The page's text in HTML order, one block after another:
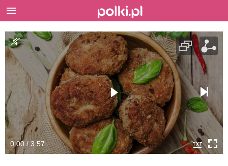
0:00 / 3:57